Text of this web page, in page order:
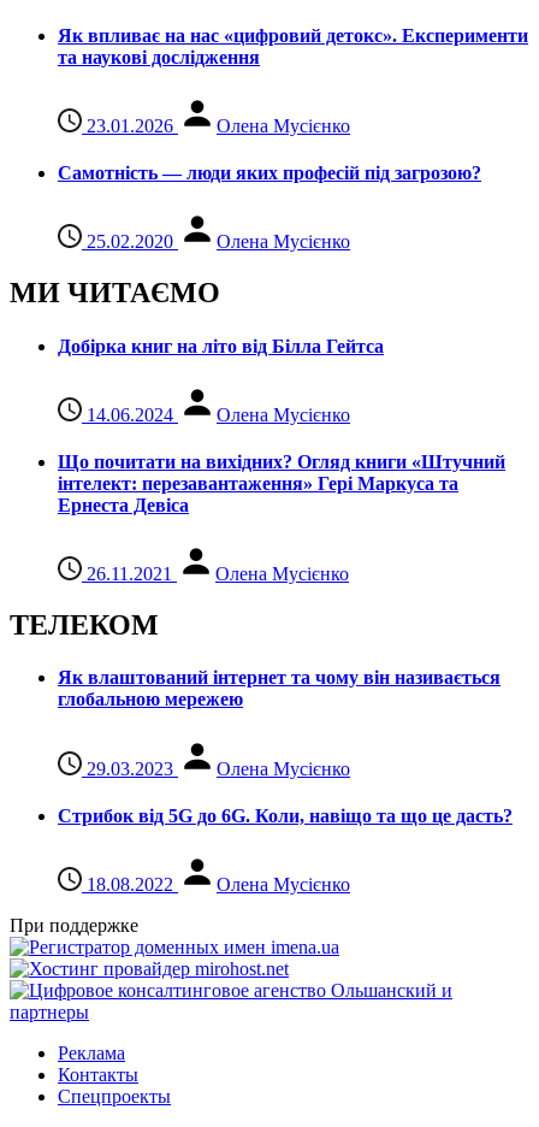
Як впливає на нас «цифровий детокс». Експерименти
та наукові дослідження
23.01.2026 Олена Мусієнко
Самотність — люди яких професій під загрозою?
25.02.2020 Олена Мусієнко
МИ ЧИТАЄМО
Добірка книг на літо від Білла Гейтса
14.06.2024 Олена Мусієнко
Що почитати на вихідних? Огляд книги «Штучний
інтелект: перезавантаження» Гері Маркуса та
Ернеста Девіса
26.11.2021 Олена Мусієнко
ТЕЛЕКОМ
Як влаштований інтернет та чому він називається
глобальною мережею
29.03.2023 Олена Мусієнко
Стрибок від 5G до 6G. Коли, навіщо та що це даcть?
18.08.2022
Олена Мусієнко
При поддержке
Реклама
Контакты
Спецпроекты